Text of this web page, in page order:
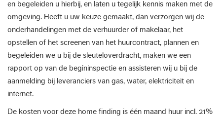
en begeleiden u hierbij, en laten u tegelijk kennis maken met de
omgeving. Heeft u uw keuze gemaakt, dan verzorgen wij de
onderhandelingen met de verhuurder of makelaar, het
opstellen of het screenen van het huurcontract, plannen en
begeleiden we u bij de sleuteloverdracht, maken we een
rapport op van de begininspectie en assisteren wij u bij de
aanmelding bij leveranciers van gas, water, elektriciteit en
internet.
De kosten voor deze home finding is één maand huur incl. 21%